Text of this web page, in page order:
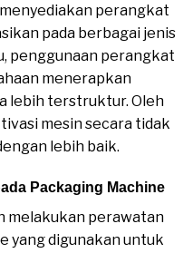
perangkat
pada berbagai jenis
penggunaan perangkat
menerapkan
lebih terstruktur. Oleh
mesin secara tidak
lebih baik.
Packaging Machine
melakukan perawatan
yang digunakan untuk